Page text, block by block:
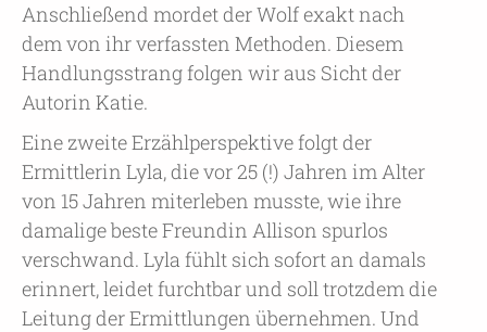
Anschließend mordet der Wolf exakt nach
dem von ihr verfassten Methoden. Diesem
Handlungsstrang folgen wir aus Sicht der
Autorin Katie.
Eine zweite Erzählperspektive folgt der
Ermittlerin Lyla, die vor 25 (!) Jahren im Alter
von 15 Jahren miterleben musste, wie ihre
damalige beste Freundin Allison spurlos
verschwand. Lyla fühlt sich sofort an damals
erinnert, leidet furchtbar und soll trotzdem die
Leitung der Ermittlungen übernehmen. Und